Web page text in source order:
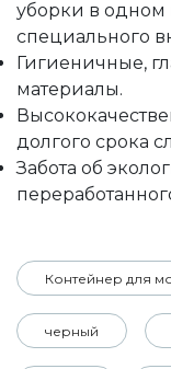
уборки в
специального
Гигиеничные,
материалы.
долгого срока
Забота об
черный